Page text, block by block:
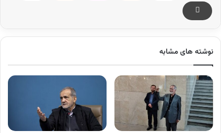
نوشته های مشابه